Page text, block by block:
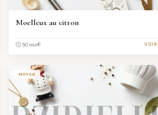
Moelleux au citron
50 min€ VOIR
MOYEN